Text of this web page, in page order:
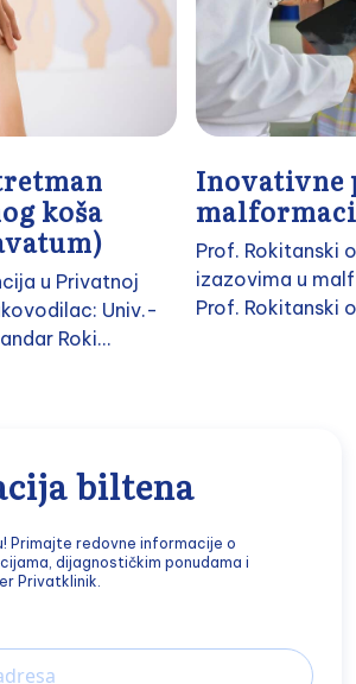
koša
u Privatnoj
Univ.-
Roki...
Inovativne
Prof. Rokitanski
izazovima u
Prof. Rokitanski
biltena
Primajte redovne informacije o
dijagnostičkim ponudama i
Privatklinik.